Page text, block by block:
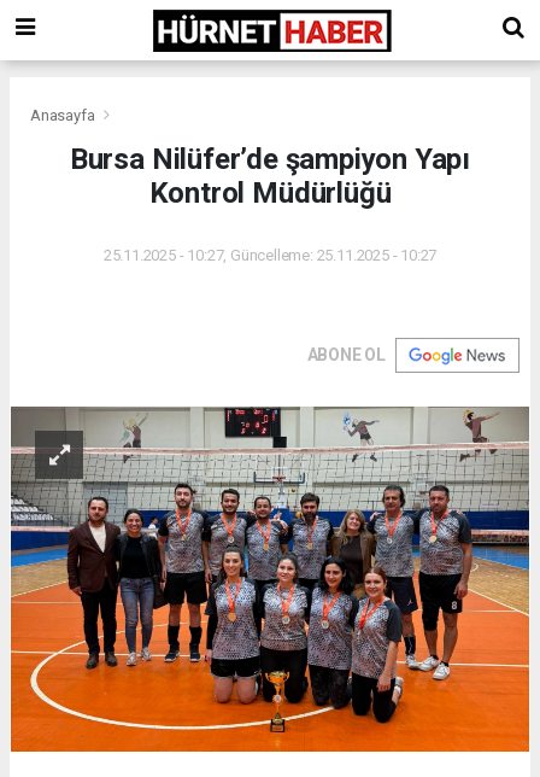
Anasayfa
Bursa Nilüfer’de şampiyon Yapı
Kontrol Müdürlüğü
25.11.2025 - 10:27, Güncelleme: 25.11.2025 - 10:27
ABONE OL